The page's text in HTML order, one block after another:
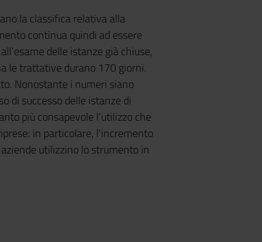
la classifica relativa alla
continua quindi ad essere
delle istanze già chiuse,
le trattative durano 170 giorni.
Nonostante i numeri siano
di successo delle istanze di
più consapevole l'utilizzo che
in particolare, l'incremento
utilizzino lo strumento in